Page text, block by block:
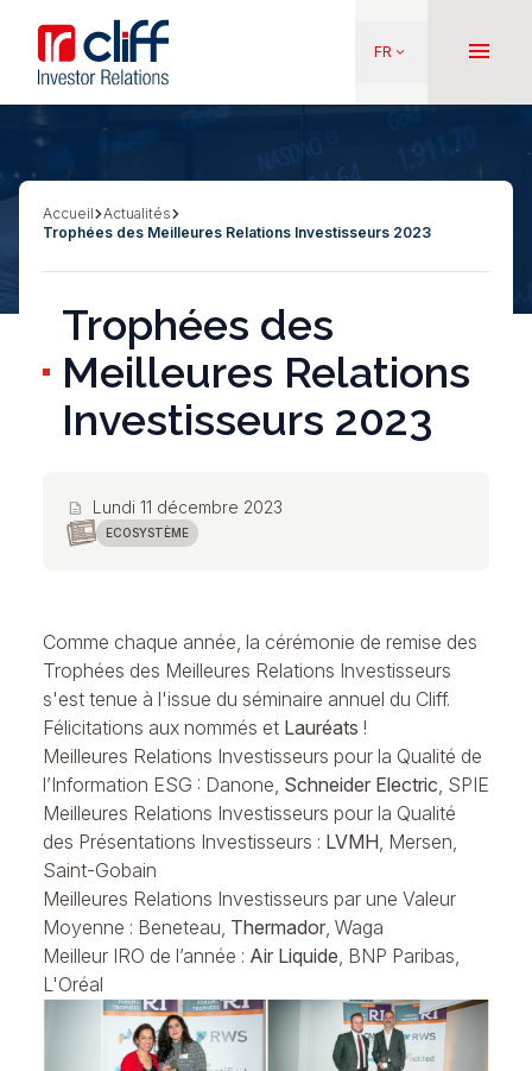
contenu
principal
Aller directement au contenu
FR keyboard_arrow_down menu
Fil
d'Ariane
Accueil Actualités
Trophées des Meilleures Relations Investisseurs 2023
Trophées des
Meilleures Relations
Investisseurs 2023
description Lundi 11 décembre 2023
ECOSYSTÈME
Comme chaque année, la cérémonie de remise des
Trophées des Meilleures Relations Investisseurs
s'est tenue à l'issue du séminaire annuel du Cliff.
Félicitations aux nommés et Lauréats !
Meilleures Relations Investisseurs pour la Qualité de
l’Information ESG : Danone, Schneider Electric, SPIE
Meilleures Relations Investisseurs pour la Qualité
des Présentations Investisseurs : LVMH, Mersen,
Saint-Gobain
Meilleures Relations Investisseurs par une Valeur
Moyenne : Beneteau, Thermador, Waga
Meilleur IRO de l’année : Air Liquide, BNP Paribas,
L'Oréal